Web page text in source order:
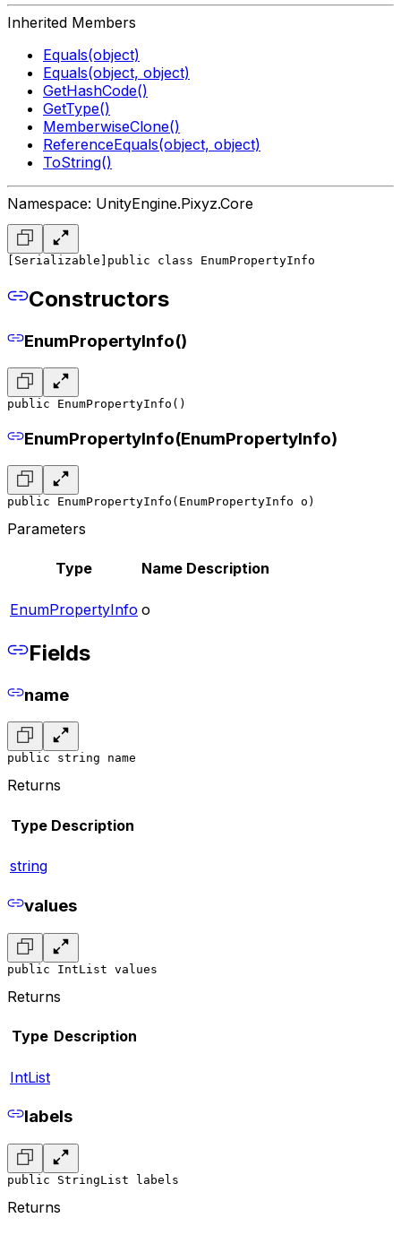
Inherited Members
Equals(object)
Equals(object, object)
GetHashCode()
GetType()
MemberwiseClone()
ReferenceEquals(object, object)
ToString()
Namespace: UnityEngine.Pixyz.Core
[Serializable] public class EnumPropertyInfo
Constructors
EnumPropertyInfo()
public EnumPropertyInfo()
EnumPropertyInfo(EnumPropertyInfo)
public EnumPropertyInfo(EnumPropertyInfo o)
Parameters
Type Name Description
EnumPropertyInfo o
Fields
name
public string name
Returns
Type Description
string
values
public IntList values
Returns
Type Description
IntList
labels
public StringList labels
Returns